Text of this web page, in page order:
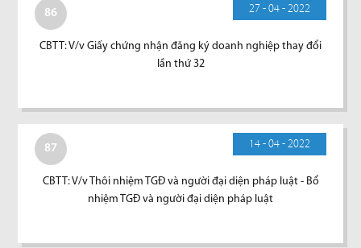
86 27 - 04 - 2022
CBTT: V/v Giấy chứng nhận đăng ký doanh nghiệp thay đổi
lần thứ 32
87 14 - 04 - 2022
CBTT: V/v Thôi nhiệm TGĐ và người đại diện pháp luật - Bổ
nhiệm TGĐ và người đại diện pháp luật